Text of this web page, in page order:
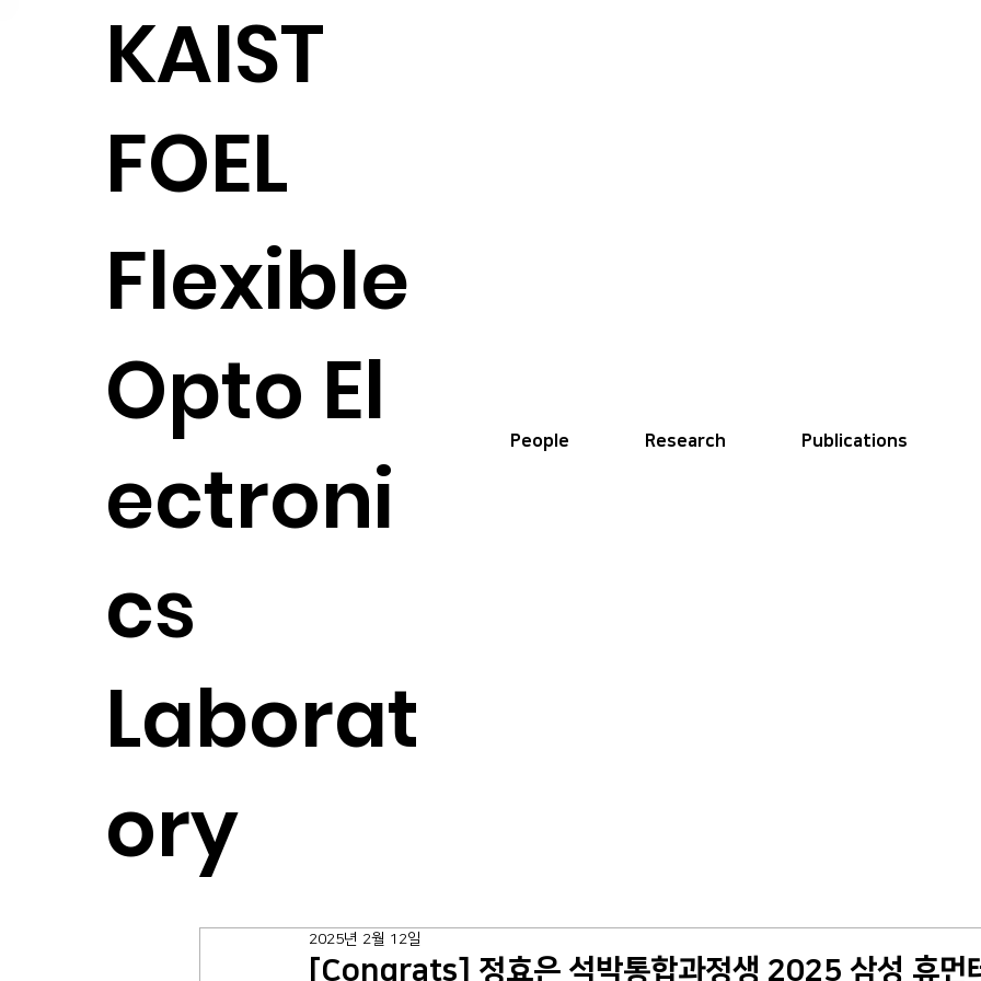
People Research Publications
KAIST
FOEL
Flexible
Opto El
ectroni
cs
Laborat
ory
[Congrats] 정효은 석박통합과정생 2025 삼성 휴먼
2025년 2월 12일